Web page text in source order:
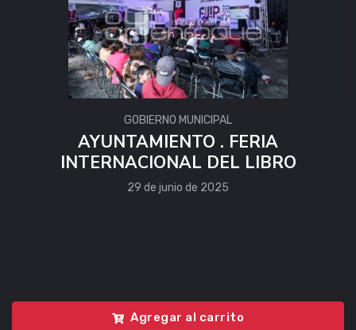
GOBIERNO MUNICIPAL
AYUNTAMIENTO . FERIA
INTERNACIONAL DEL LIBRO
29 de junio de 2025
Agregar al carrito